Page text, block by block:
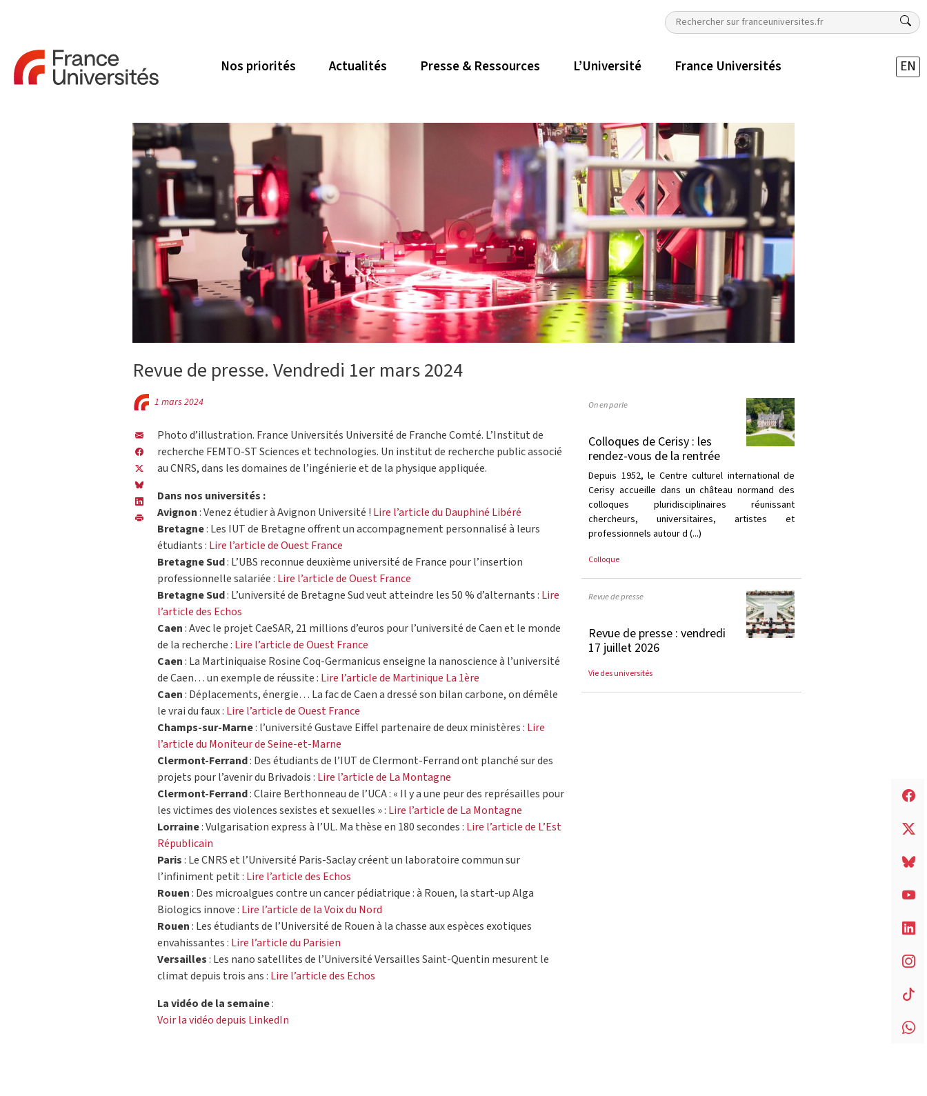
Nos priorités Actualités Presse & Ressources L’Université France Universités EN
Revue de presse. Vendredi 1er mars 2024
1 mars 2024
Photo d’illustration. France Universités Université de Franche Comté. L’Institut de
recherche FEMTO-ST Sciences et technologies. Un institut de recherche public associé
au CNRS, dans les domaines de l’ingénierie et de la physique appliquée.
Dans nos universités :
Avignon: Venez étudier à Avignon Université ! Lire l’article du Dauphiné Libéré
Bretagne: Les IUT de Bretagne offrent un accompagnement personnalisé à leurs
étudiants : Lire l’article de Ouest France
Bretagne Sud: L’UBS reconnue deuxième université de France pour l’insertion
professionnelle salariée : Lire l’article de Ouest France
Bretagne Sud: L’université de Bretagne Sud veut atteindre les 50 % d’alternants : Lire
l’article des Echos
Caen: Avec le projet CaeSAR, 21 millions d’euros pour l’université de Caen et le monde
de la recherche : Lire l’article de Ouest France
Caen: La Martiniquaise Rosine Coq-Germanicus enseigne la nanoscience à l’université
de Caen… un exemple de réussite : Lire l’article de Martinique La 1ère
Caen: Déplacements, énergie… La fac de Caen a dressé son bilan carbone, on démêle
le vrai du faux : Lire l’article de Ouest France
Champs-sur-Marne: l’université Gustave Eiffel partenaire de deux ministères : Lire
l’article du Moniteur de Seine-et-Marne
Clermont-Ferrand: Des étudiants de l’IUT de Clermont-Ferrand ont planché sur des
projets pour l’avenir du Brivadois : Lire l’article de La Montagne
Clermont-Ferrand: Claire Berthonneau de l’UCA : « Il y a une peur des représailles pour
les victimes des violences sexistes et sexuelles » : Lire l’article de La Montagne
Lorraine: Vulgarisation express à l’UL. Ma thèse en 180 secondes : Lire l’article de L’Est
Républicain
Paris: Le CNRS et l’Université Paris-Saclay créent un laboratoire commun sur
l’infiniment petit : Lire l’article des Echos
Rouen: Des microalgues contre un cancer pédiatrique : à Rouen, la start-up Alga
Biologics innove : Lire l’article de la Voix du Nord
Rouen: Les étudiants de l’Université de Rouen à la chasse aux espèces exotiques
envahissantes : Lire l’article du Parisien
Versailles: Les nano satellites de l’Université Versailles Saint-Quentin mesurent le
climat depuis trois ans : Lire l’article des Echos
La vidéo de la semaine:
Voir la vidéo depuis LinkedIn
On en parle
Colloques de Cerisy : les
rendez-vous de la rentrée
Depuis 1952, le Centre culturel international de
Cerisy accueille dans un château normand des
colloques pluridisciplinaires réunissant
chercheurs, universitaires, artistes et
professionnels autour d (...)
Colloque
Revue de presse
Revue de presse : vendredi
17 juillet 2026
Vie des universités